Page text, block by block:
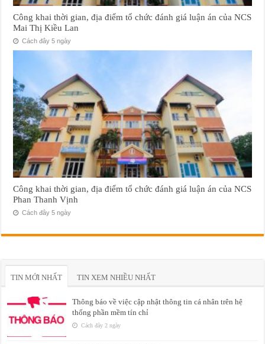
Công khai thời gian, địa điểm tổ chức đánh giá luận án của NCS
Mai Thị Kiều Lan
Cách đây 5 ngày
Công khai thời gian, địa điểm tổ chức đánh giá luận án của NCS
Phan Thanh Vịnh
Cách đây 5 ngày
TIN MỚI NHẤT TIN XEM NHIỀU NHẤT
Thông báo về việc cập nhật thông tin cá nhân trên hệ
thống phần mềm tín chỉ
Cách đây 2 ngày